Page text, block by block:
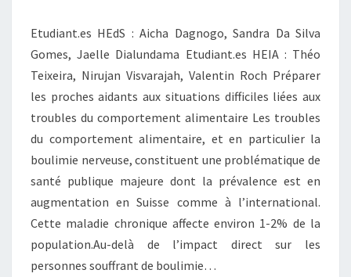
Etudiant.es HEdS : Aicha Dagnogo, Sandra Da Silva
Gomes, Jaelle Dialundama Etudiant.es HEIA : Théo
Teixeira, Nirujan Visvarajah, Valentin Roch Préparer
les proches aidants aux situations difficiles liées aux
troubles du comportement alimentaire Les troubles
du comportement alimentaire, et en particulier la
boulimie nerveuse, constituent une problématique de
santé publique majeure dont la prévalence est en
augmentation en Suisse comme à l’international.
Cette maladie chronique affecte environ 1-2% de la
population.Au-delà de l’impact direct sur les
personnes souffrant de boulimie…